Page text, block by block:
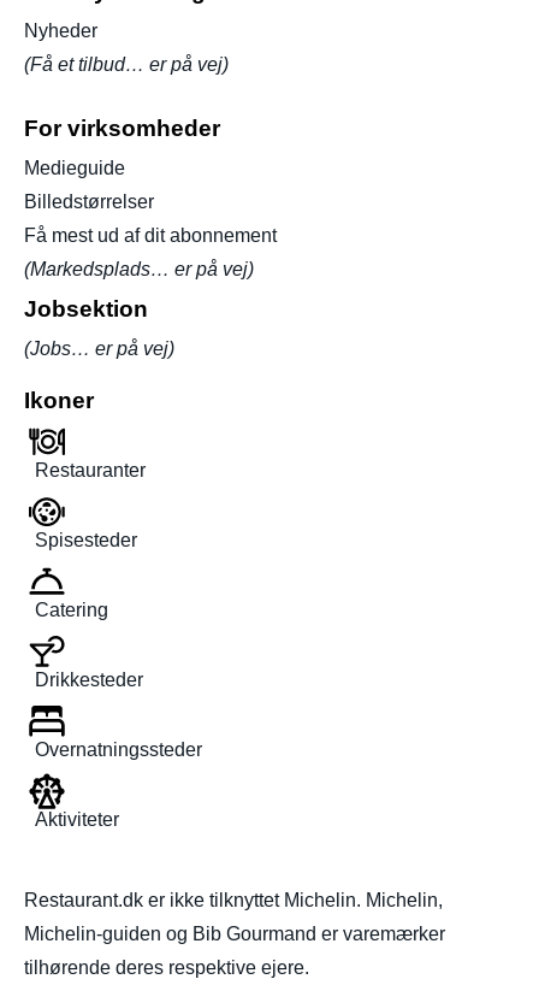
Nyheder
(Få et tilbud… er på vej)
For virksomheder
Medieguide
Billedstørrelser
Få mest ud af dit abonnement
(Markedsplads… er på vej)
Jobsektion
(Jobs… er på vej)
Ikoner
Restauranter
Spisesteder
Catering
Drikkesteder
Overnatningssteder
Aktiviteter
Restaurant.dk er ikke tilknyttet Michelin. Michelin,
Michelin-guiden og Bib Gourmand er varemærker
tilhørende deres respektive ejere.